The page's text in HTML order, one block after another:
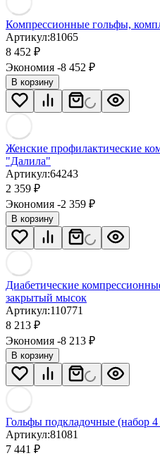
Компрессионные гольфы,
Артикул:81065
8 452 ₽
Экономия -8 452 ₽
В корзину
Женские профилактические
"Далила"
Артикул:64243
2 359 ₽
Экономия -2 359 ₽
В корзину
Диабетические
закрытый мысок
Артикул:110771
8 213 ₽
Экономия -8 213 ₽
В корзину
Гольфы подкладочные (набор
Артикул:81081
7 441 ₽